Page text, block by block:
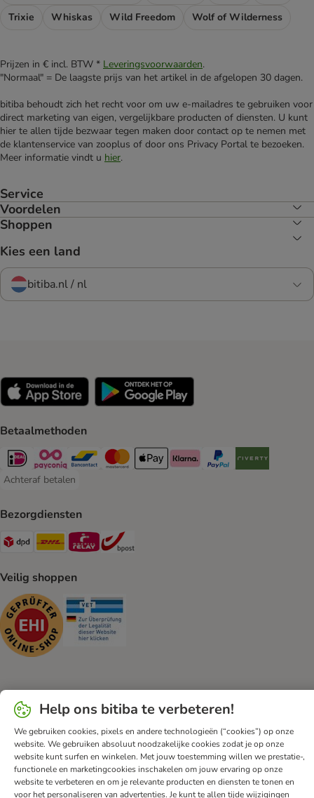
Trixie
Whiskas Wild Freedom Wolf of Wilderness
Prijzen in € incl. BTW * Leveringsvoorwaarden.
"Normaal" = De laagste prijs van het artikel in de afgelopen 30 dagen.
bitiba behoudt zich het recht voor om uw e-mailadres te gebruiken voor
direct marketing van eigen, vergelijkbare producten of diensten. U kunt
hier te allen tijde bezwaar tegen maken door contact op te nemen met
de klantenservice van zooplus of door ons Privacy Portal te bezoeken.
Meer informatie vindt u hier.
Service
Voordelen
Shoppen
Kies een land
bitiba.nl / nl
Betaalmethoden
iDeal Payment Method
Payconiq Payment Method
Bancontact Payment Method
Mastercard Payment Method
Apple Pay Payment Method
Klarna Payment Method
PayPal Payment Method
Achteraf betalen
Achteraf betalen Payment Method
Bezorgdiensten
Dpd Shipping Method
DHL Shipping Method
Mondial Relay Shipping Method
Veilig shoppen
Security
Klantenservice Algemene voorwaarden DSA
Nieuwsbrief
Verzendkosten & levertijd
Betalingmethodes
Afval & Milieuvoorzieningen
Spaarprogramma
App
Voordelen
Toegankelijkheidsverklaring
Help ons bitiba te verbeteren!
We gebruiken cookies, pixels en andere technologieën (“cookies”) op onze
website. We gebruiken absoluut noodzakelijke cookies zodat je op onze
website kunt surfen en winkelen. Met jouw toestemming willen we prestatie-,
functionele en marketingcookies inschakelen om jouw ervaring op onze
website te verbeteren en om je relevante producten en diensten te tonen en
voor het personaliseren van advertenties. Je kunt te allen tijde wijzigingen